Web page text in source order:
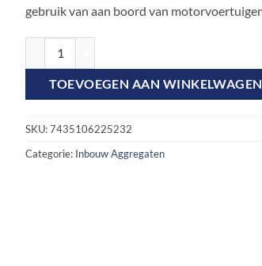
gebruik van aan boord van
TOEVOEGEN AAN WINKELWAGEN
SKU:7435106225232
Categorie: Inbouw Aggregaten